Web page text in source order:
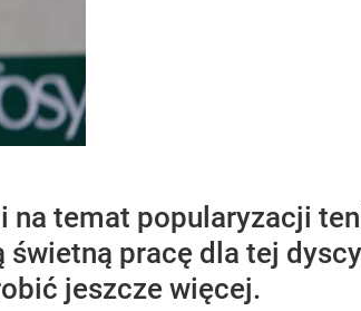
temat popularyzacji
pracę dla tej
jeszcze więcej.